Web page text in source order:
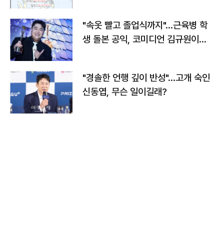
"속옷 빨고 졸업식까지"…근육병 학
생 돌본 공익, 코미디언 김규원이었
"경솔한 언행 깊이 반성"…고개 숙인
신동엽, 무슨 일이길래?